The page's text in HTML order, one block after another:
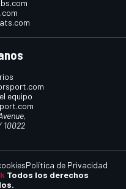
equipo
10022
Todos los derechos
Política de Privacidad